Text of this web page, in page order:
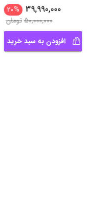
39,990,000
%
20
50,000,000تومان
افزودن به سبد خرید